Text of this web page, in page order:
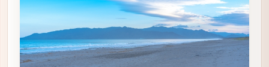
は購入した方に対して、「環境配慮型定住住宅取得
」の実施を行っております。
環境配慮型定住住宅とは、住宅の新築・購入の際に